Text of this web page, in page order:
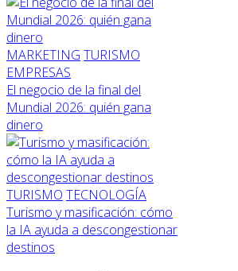
MARKETING TURISMO
EMPRESAS
El negocio de la final del
Mundial 2026: quién gana
dinero
TURISMO TECNOLOGÍA
Turismo y masificación: cómo
la IA ayuda a descongestionar
destinos